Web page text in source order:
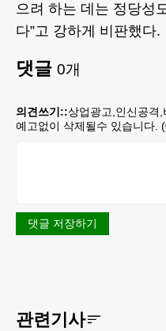
으려 하는 데는 정당성
다”고 강하게 비판했다.
댓글 0개
의견쓰기::상업광고,인신공격
예고없이 삭제될수 있습니다. (
댓글 저장하기
관련기사